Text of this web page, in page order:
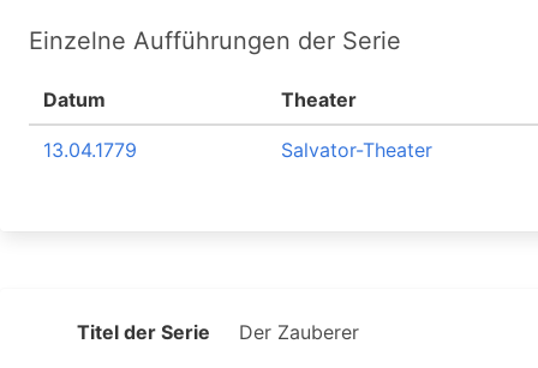
Einzelne Aufführungen der Serie
Datum Theater
13.04.1779 Salvator-Theater
Titel der Serie Der Zauberer